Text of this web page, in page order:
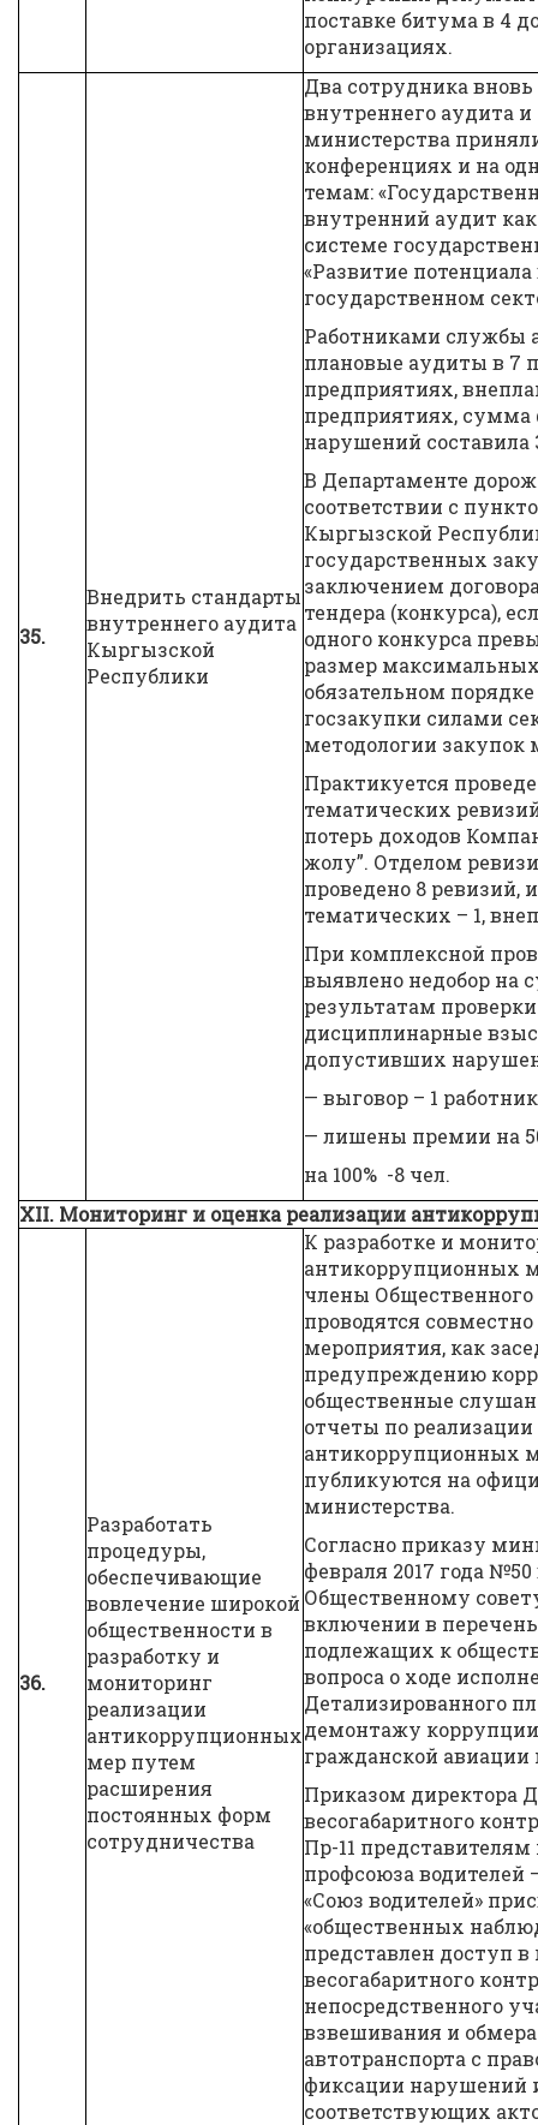
поставке битума в 4
организациях.
35.
Внедрить стандарты
внутреннего аудита
Кыргызской
Республики
Два сотрудника вновь
внутреннего аудита
министерства
конференциях и на
темам:
внутренний аудит
системе
«Развитие
государственном
Работниками службы
плановые аудиты в 7
предприятиях,
предприятиях,
нарушений составила
В Департаменте
соответствии с
Кыргызской
государственных
заключением
тендера (конкурса),
одного конкурса
размер
обязательном
госзакупки силами
методологии закупок
Практикуется
тематических
потерь доходов
жолу”. Отделом
проведено 8 ревизий,
тематических – 1,
При комплексной
выявлено недобор на
результатам
дисциплинарные
допустивших
— выговор – 1
— лишены премии на
на 100% -8 чел.
XII. Мониторинг и оценка реализации
36.
Разработать
процедуры,
обеспечивающие
вовлечение широкой
общественности в
разработку и
мониторинг
реализации
антикоррупционных
мер путем
расширения
постоянных форм
сотрудничества
К разработке и
антикоррупционных
члены Общественного
проводятся
мероприятия, как
предупреждению
общественные
отчеты по
антикоррупционных
публикуются на
министерства.
Согласно приказу
февраля 2017 года
Общественному
включении в перечень
подлежащих к
вопроса о ходе
Детализированного
демонтажу
гражданской авиации
Приказом директора
весогабаритного
Пр-11
профсоюза водителей
«Союз водителей»
«общественных
представлен доступ
весогабаритного
непосредственного
взвешивания и обмера
автотранспорта с
фиксации нарушений
соответствующих